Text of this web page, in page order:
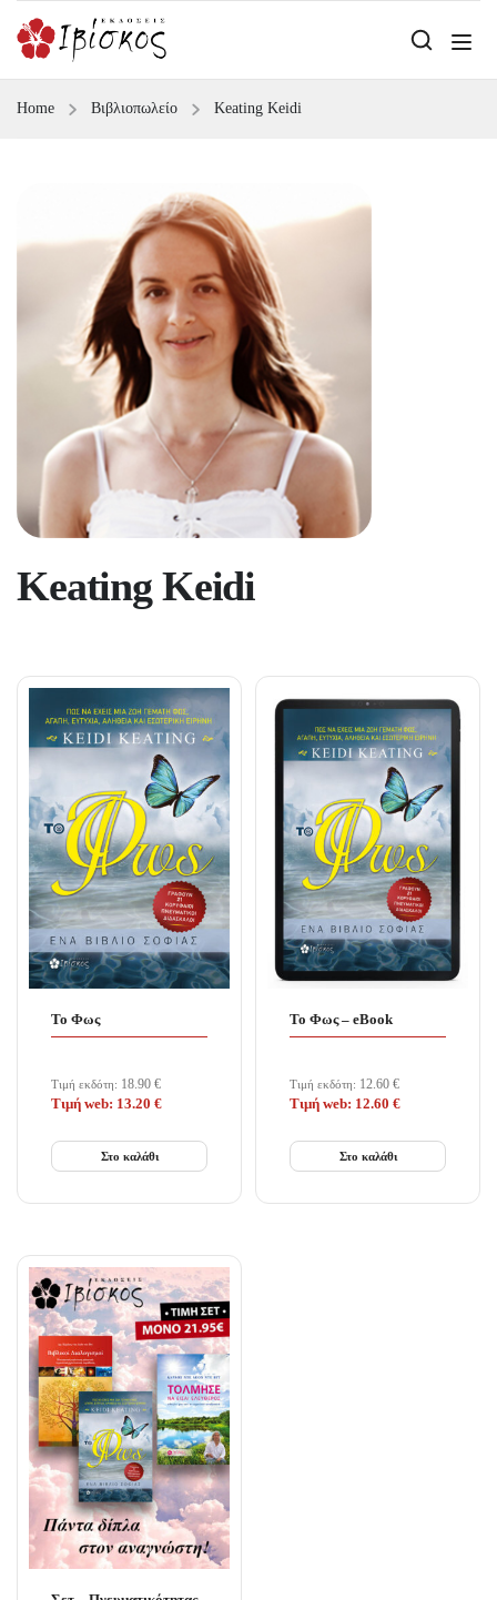
Home Βιβλιοπωλείο Keating Keidi
Keating Keidi
Το Φως
Τιμή εκδότη: 18.90 €
Τιμή web: 13.20 €
Στο καλάθι
Το Φως – eBook
Τιμή εκδότη: 12.60 €
Τιμή web: 12.60 €
Στο καλάθι